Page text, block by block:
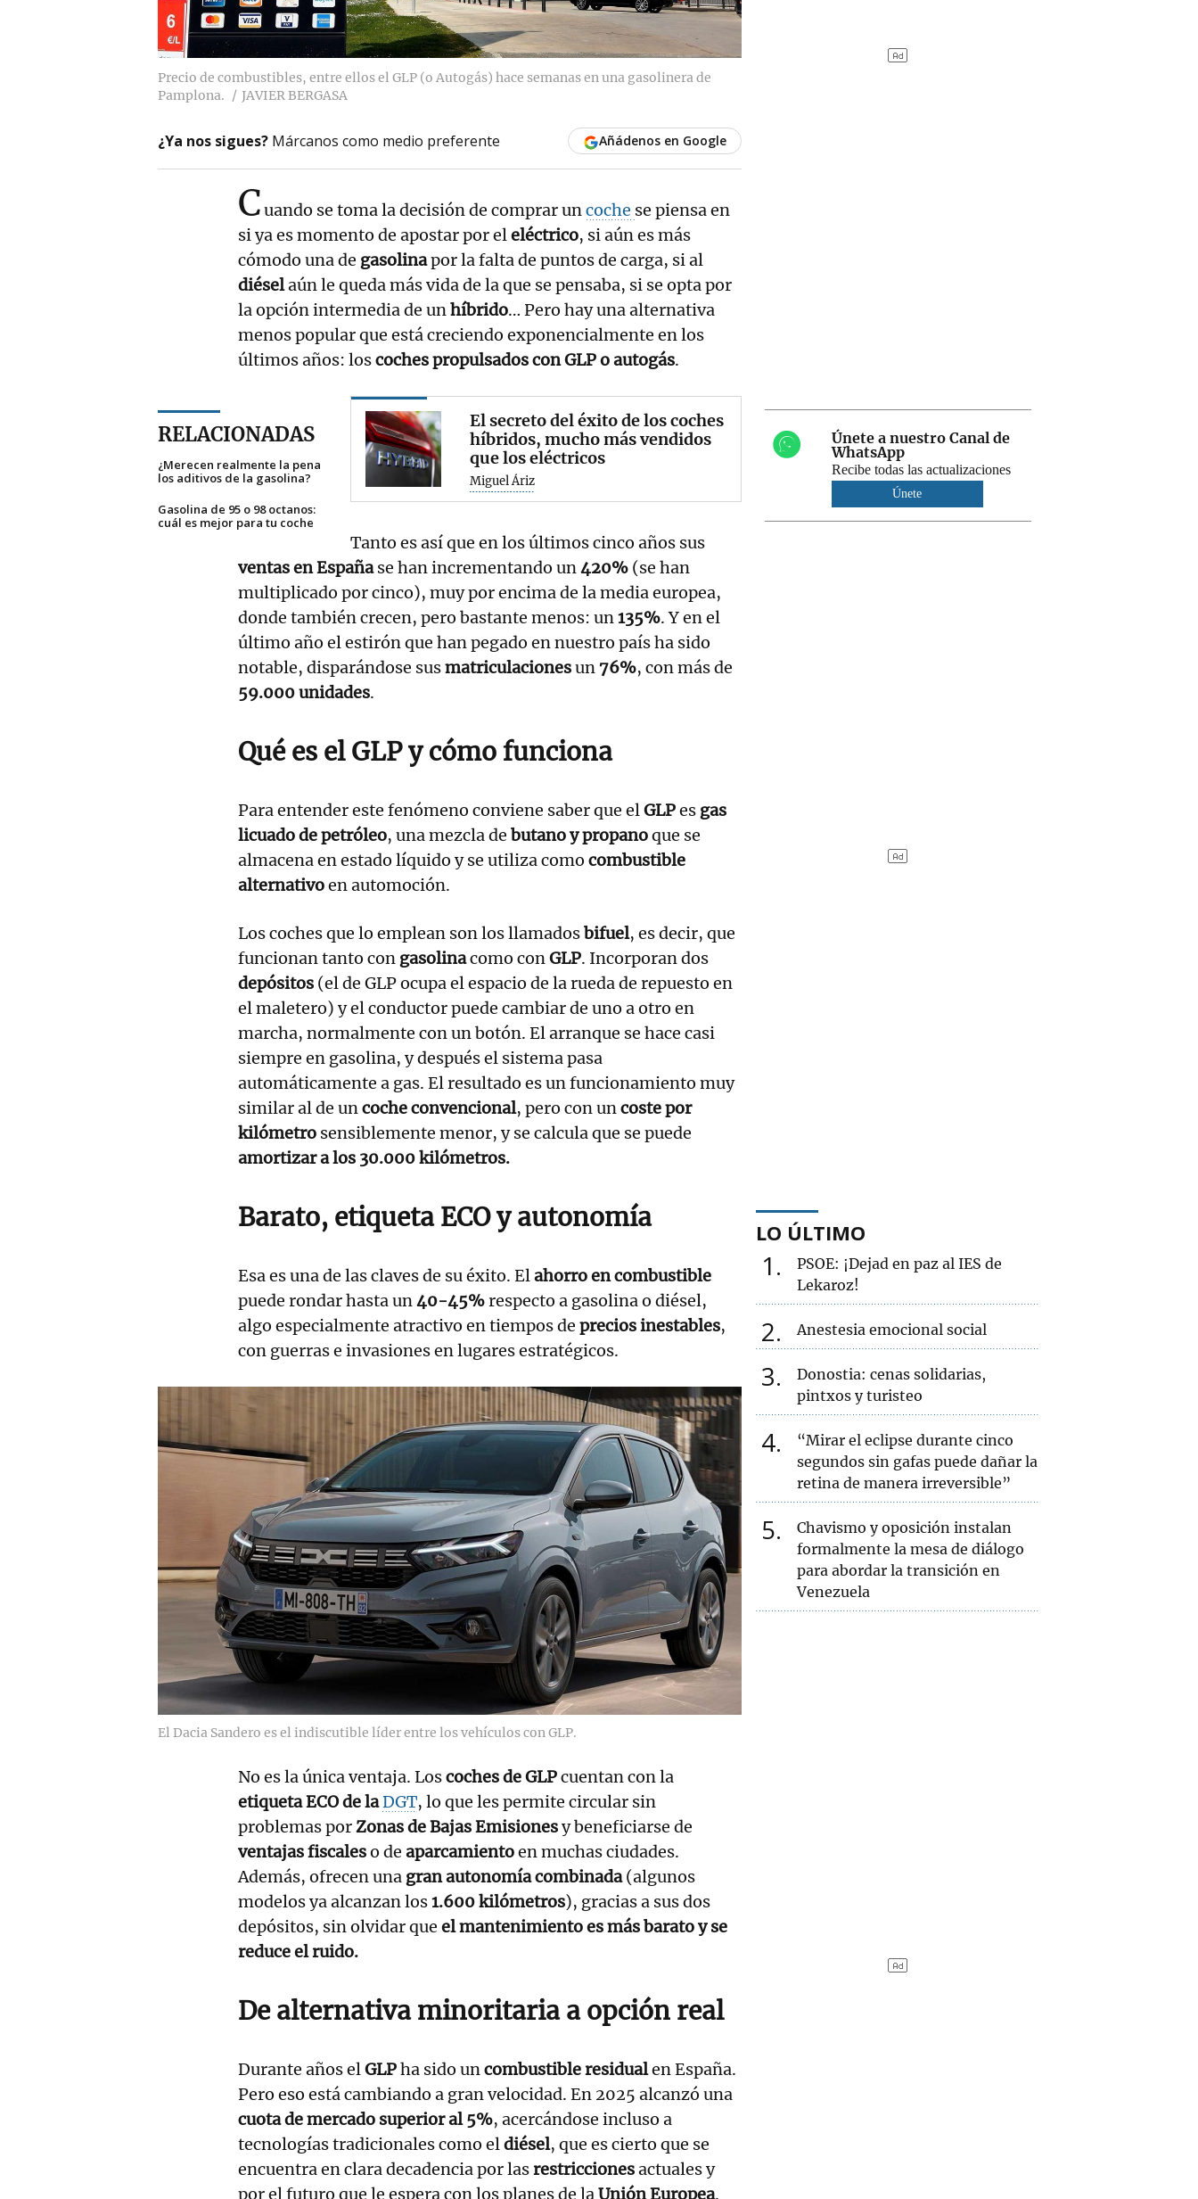
Precio de combustibles, entre ellos el GLP (o Autogás) hace semanas en una gasolinera de
Pamplona.
JAVIER BERGASA
¿Ya nos sigues? Márcanos como medio preferente Añádenos en Google
Cuando se toma la decisión de comprar uncoche se piensa en
si ya es momento de apostar por eleléctrico, si aún es más
cómodo una de gasolinapor la falta de puntos de carga, si al
diéselaún le queda más vida de la que se pensaba, si se opta por
la opción intermedia de unhíbrido… Pero hay una alternativa
menos popular que está creciendo exponencialmente en los
últimos años: loscoches propulsados con GLP o autogás.
RELACIONADAS
¿Merecen realmente la pena
los aditivos de la gasolina?
Gasolina de 95 o 98 octanos:
cuál es mejor para tu coche
El secreto del éxito de los coches
híbridos, mucho más vendidos
que los eléctricos
Miguel Áriz
Tanto es así que en los últimos cinco años sus
ventas en Españase han incrementando un420% (se han
multiplicado por cinco), muy por encima de la media europea,
donde también crecen, pero bastante menos: un135%. Y en el
último año el estirón que han pegado en nuestro país ha sido
notable, disparándose susmatriculacionesun 76%, con más de
59.000 unidades.
Qué es el GLP y cómo funciona
Para entender este fenómeno conviene saber que elGLPes gas
licuado de petróleo, una mezcla de butano y propanoque se
almacena en estado líquido y se utiliza como combustible
alternativoen automoción.
Los coches que lo emplean son los llamadosbifuel, es decir, que
funcionan tanto con gasolinacomo conGLP. Incorporan dos
depósitos (el de GLP ocupa el espacio de la rueda de repuesto en
el maletero) y el conductor puede cambiar de uno a otro en
marcha, normalmente con un botón. El arranque se hace casi
siempre en gasolina, y después el sistema pasa
automáticamente a gas. El resultado es un funcionamiento muy
similar al de uncoche convencional, pero con uncoste por
kilómetro sensiblemente menor, y se calcula que se puede
amortizar a los 30.000 kilómetros.
Barato, etiqueta ECO y autonomía
Esa es una de las claves de su éxito. Elahorro en combustible
puede rondar hasta un40-45%respecto a gasolina o diésel,
algo especialmente atractivo en tiempos de precios inestables,
con guerras e invasiones en lugares estratégicos.
El Dacia Sandero es el indiscutible líder entre los vehículos con GLP.
No es la única ventaja. Loscoches de GLPcuentan con la
etiqueta ECO de laDGT, lo que les permite circular sin
problemas porZonas de Bajas Emisionesy beneficiarse de
ventajas fiscaleso de aparcamientoen muchas ciudades.
Además, ofrecen una gran autonomía combinada(algunos
modelos ya alcanzan los1.600 kilómetros), gracias a sus dos
depósitos, sin olvidar que el mantenimiento es más barato y se
reduce el ruido.
De alternativa minoritaria a opción real
Durante años elGLPha sido uncombustible residualen España.
Pero eso está cambiando a gran velocidad. En 2025 alcanzó una
cuota de mercado superior al 5%, acercándose incluso a
tecnologías tradicionales como eldiésel, que es cierto que se
encuentra en clara decadencia por lasrestriccionesactuales y
por el futuro que le espera con los planes de la Unión Europea.
Únete a nuestro Canal de
WhatsApp
Recibe todas las actualizaciones
Únete
LO ÚLTIMO
1
PSOE: ¡Dejad en paz al IES de
Lekaroz!
2 Anestesia emocional social
3
Donostia: cenas solidarias,
pintxos y turisteo
4
“Mirar el eclipse durante cinco
segundos sin gafas puede dañar la
retina de manera irreversible”
5
Chavismo y oposición instalan
formalmente la mesa de diálogo
para abordar la transición en
Venezuela